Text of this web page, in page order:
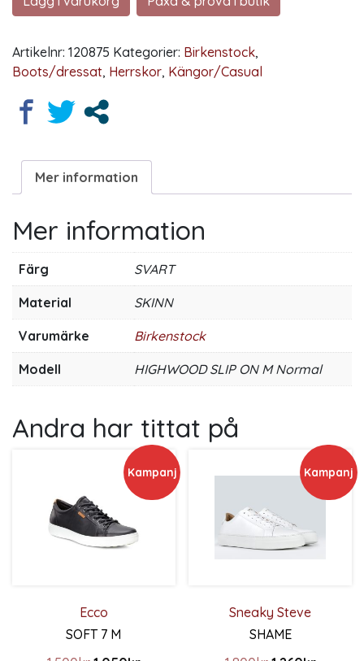
Artikelnr: 120875 Kategorier: Birkenstock,
Boots/dressat, Herrskor, Kängor/Casual
Mer information
Mer information
Färg SVART
Material SKINN
Varumärke Birkenstock
Modell HIGHWOOD SLIP ON M Normal
Andra har tittat på
Kampanj
Ecco
SOFT 7 M
Kampanj
Sneaky Steve
SHAME